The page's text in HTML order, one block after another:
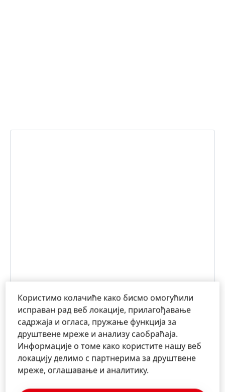
Користимо колачиће како бисмо омогућили
исправан рад веб локације, прилагођавање
садржаја и огласа, пружање функција за
друштвене мреже и анализу саобраћаја.
Информације о томе како користите нашу веб
локацију делимо с партнерима за друштвене
мреже, оглашавање и аналитику.